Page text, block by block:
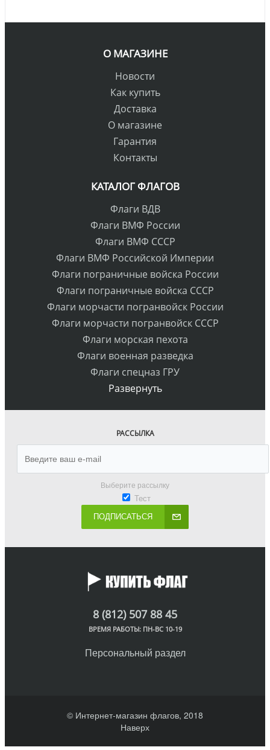
О МАГАЗИНЕ
Новости
Как купить
Доставка
О магазине
Гарантия
Контакты
КАТАЛОГ ФЛАГОВ
Флаги ВДВ
Флаги ВМФ России
Флаги ВМФ СССР
Флаги ВМФ Российской Империи
Флаги пограничные войска России
Флаги пограничные войска СССР
Флаги морчасти погранвойск России
Флаги морчасти погранвойск СССР
Флаги морская пехота
Флаги военная разведка
Флаги спецназ ГРУ
Развернуть
РАССЫЛКА
Выберите рассылку
Тест
ПОДПИСАТЬСЯ
8 (812) 507 88 45
ВРЕМЯ РАБОТЫ: ПН-ВС 10-19
Персональный раздел
© Интернет-магазин флагов, 2018
Наверх